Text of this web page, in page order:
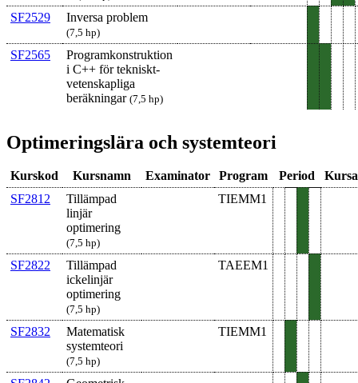
SF2529 Inversa problem
(7,5 hp)
SF2565
Programkonstruktion
i C++ för tekniskt-​
veten­skapliga
beräkningar (7,5 hp)
Optimeringslära och systemteori
Kurskod Kursnamn Examinator Program Period
SF2812
Tillämpad
linjär
optimering
(7,5 hp)
TIEMM1
SF2822
Tillämpad
icke­linjär
optimering
(7,5 hp)
TAEEM1
SF2832
Matematisk
system­teori
(7,5 hp)
TIEMM1